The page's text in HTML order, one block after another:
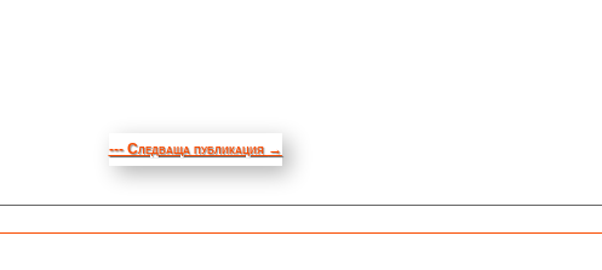
--- Следваща публикация →